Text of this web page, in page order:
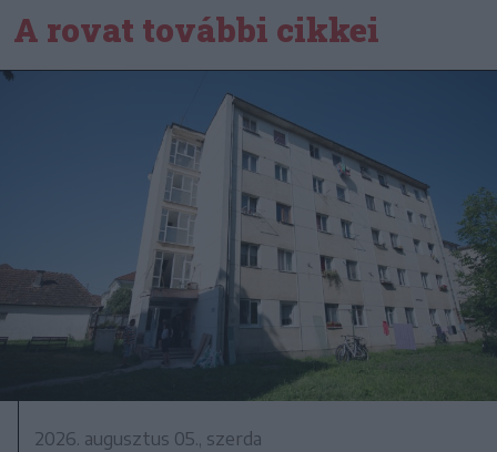
A rovat további cikkei
2026. augusztus 05., szerda